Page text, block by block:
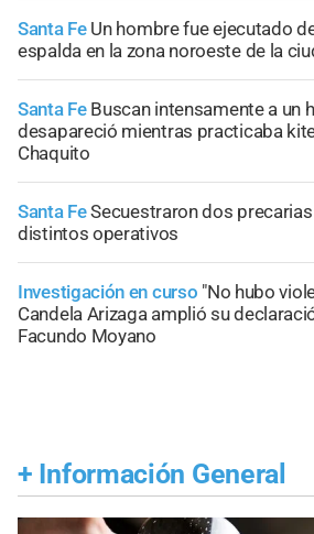
Santa Fe Un hombre fue ejecutado
espalda en la zona noroeste de la
Santa Fe Buscan intensamente a un
desapareció mientras practicaba
Chaquito
Santa FeSecuestraron dos precarias
distintos operativos
Investigación en curso "No hubo
Candela Arizaga amplió su
Facundo Moyano
+ Información General